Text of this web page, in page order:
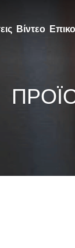
Βίντεο